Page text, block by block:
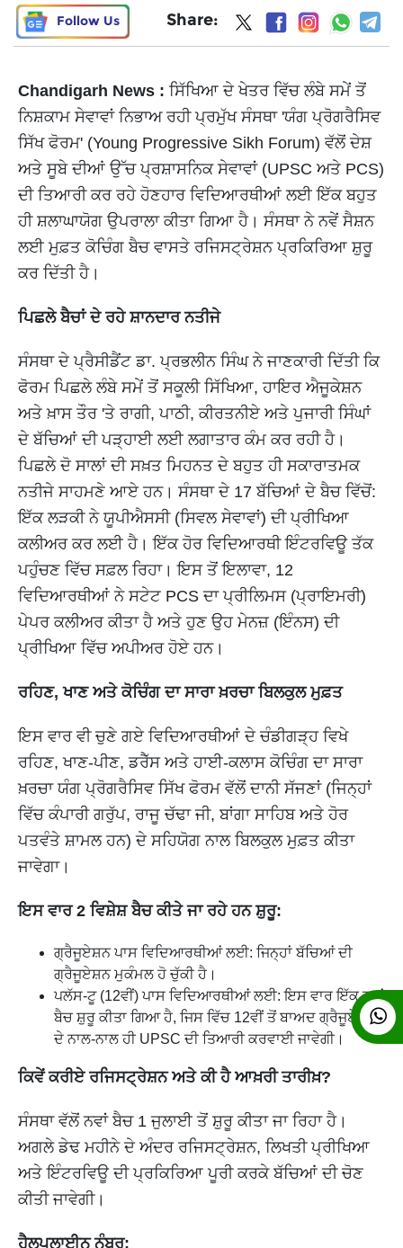
Follow Us Share:
Chandigarh News : ਸਿੱਖਿਆ ਦੇ ਖੇਤਰ ਵਿੱਚ ਲੰਬੇ ਸਮੇਂ ਤੋਂ
ਨਿਸ਼ਕਾਮ ਸੇਵਾਵਾਂ ਨਿਭਾਅ ਰਹੀ ਪ੍ਰਮੁੱਖ ਸੰਸਥਾ 'ਯੰਗ ਪ੍ਰੋਗਰੈਸਿਵ
ਸਿੱਖ ਫੋਰਮ' (Young Progressive Sikh Forum) ਵੱਲੋਂ ਦੇਸ਼
ਅਤੇ ਸੂਬੇ ਦੀਆਂ ਉੱਚ ਪ੍ਰਸ਼ਾਸਨਿਕ ਸੇਵਾਵਾਂ (UPSC ਅਤੇ PCS)
ਦੀ ਤਿਆਰੀ ਕਰ ਰਹੇ ਹੋਣਹਾਰ ਵਿਦਿਆਰਥੀਆਂ ਲਈ ਇੱਕ ਬਹੁਤ
ਹੀ ਸ਼ਲਾਘਾਯੋਗ ਉਪਰਾਲਾ ਕੀਤਾ ਗਿਆ ਹੈ। ਸੰਸਥਾ ਨੇ ਨਵੇਂ ਸੈਸ਼ਨ
ਲਈ ਮੁਫ਼ਤ ਕੋਚਿੰਗ ਬੈਚ ਵਾਸਤੇ ਰਜਿਸਟ੍ਰੇਸ਼ਨ ਪ੍ਰਕਿਰਿਆ ਸ਼ੁਰੂ
ਕਰ ਦਿੱਤੀ ਹੈ।
ਪਿਛਲੇ ਬੈਚਾਂ ਦੇ ਰਹੇ ਸ਼ਾਨਦਾਰ ਨਤੀਜੇ
ਸੰਸਥਾ ਦੇ ਪ੍ਰੈਸੀਡੈਂਟ ਡਾ. ਪ੍ਰਭਲੀਨ ਸਿੰਘ ਨੇ ਜਾਣਕਾਰੀ ਦਿੱਤੀ ਕਿ
ਫੋਰਮ ਪਿਛਲੇ ਲੰਬੇ ਸਮੇਂ ਤੋਂ ਸਕੂਲੀ ਸਿੱਖਿਆ, ਹਾਇਰ ਐਜੂਕੇਸ਼ਨ
ਅਤੇ ਖ਼ਾਸ ਤੌਰ 'ਤੇ ਰਾਗੀ, ਪਾਠੀ, ਕੀਰਤਨੀਏ ਅਤੇ ਪੁਜਾਰੀ ਸਿੰਘਾਂ
ਦੇ ਬੱਚਿਆਂ ਦੀ ਪੜ੍ਹਾਈ ਲਈ ਲਗਾਤਾਰ ਕੰਮ ਕਰ ਰਹੀ ਹੈ।
ਪਿਛਲੇ ਦੋ ਸਾਲਾਂ ਦੀ ਸਖ਼ਤ ਮਿਹਨਤ ਦੇ ਬਹੁਤ ਹੀ ਸਕਾਰਾਤਮਕ
ਨਤੀਜੇ ਸਾਹਮਣੇ ਆਏ ਹਨ। ਸੰਸਥਾ ਦੇ 17 ਬੱਚਿਆਂ ਦੇ ਬੈਚ ਵਿੱਚੋਂ:
ਇੱਕ ਲੜਕੀ ਨੇ ਯੂਪੀਐਸਸੀ (ਸਿਵਲ ਸੇਵਾਵਾਂ) ਦੀ ਪ੍ਰੀਖਿਆ
ਕਲੀਅਰ ਕਰ ਲਈ ਹੈ। ਇੱਕ ਹੋਰ ਵਿਦਿਆਰਥੀ ਇੰਟਰਵਿਊ ਤੱਕ
ਪਹੁੰਚਣ ਵਿੱਚ ਸਫ਼ਲ ਰਿਹਾ। ਇਸ ਤੋਂ ਇਲਾਵਾ, 12
ਵਿਦਿਆਰਥੀਆਂ ਨੇ ਸਟੇਟ PCS ਦਾ ਪ੍ਰੀਲਿਮਸ (ਪ੍ਰਾਇਮਰੀ)
ਪੇਪਰ ਕਲੀਅਰ ਕੀਤਾ ਹੈ ਅਤੇ ਹੁਣ ਉਹ ਮੇਨਜ਼ (ਇੰਨਸ) ਦੀ
ਪ੍ਰੀਖਿਆ ਵਿੱਚ ਅਪੀਅਰ ਹੋਏ ਹਨ।
ਰਹਿਣ, ਖਾਣ ਅਤੇ ਕੋਚਿੰਗ ਦਾ ਸਾਰਾ ਖ਼ਰਚਾ ਬਿਲਕੁਲ ਮੁਫ਼ਤ
ਇਸ ਵਾਰ ਵੀ ਚੁਣੇ ਗਏ ਵਿਦਿਆਰਥੀਆਂ ਦੇ ਚੰਡੀਗੜ੍ਹ ਵਿਖੇ
ਰਹਿਣ, ਖਾਣ-ਪੀਣ, ਡਰੈੱਸ ਅਤੇ ਹਾਈ-ਕਲਾਸ ਕੋਚਿੰਗ ਦਾ ਸਾਰਾ
ਖ਼ਰਚਾ ਯੰਗ ਪ੍ਰੋਗਰੈਸਿਵ ਸਿੱਖ ਫੋਰਮ ਵੱਲੋਂ ਦਾਨੀ ਸੱਜਣਾਂ (ਜਿਨ੍ਹਾਂ
ਵਿੱਚ ਕੰਪਾਰੀ ਗਰੁੱਪ, ਰਾਜੂ ਚੱਢਾ ਜੀ, ਬਾਂਗਾ ਸਾਹਿਬ ਅਤੇ ਹੋਰ
ਪਤਵੰਤੇ ਸ਼ਾਮਲ ਹਨ) ਦੇ ਸਹਿਯੋਗ ਨਾਲ ਬਿਲਕੁਲ ਮੁਫ਼ਤ ਕੀਤਾ
ਜਾਵੇਗਾ।
ਇਸ ਵਾਰ 2 ਵਿਸ਼ੇਸ਼ ਬੈਚ ਕੀਤੇ ਜਾ ਰਹੇ ਹਨ ਸ਼ੁਰੂ:
ਗ੍ਰੈਜੂਏਸ਼ਨ ਪਾਸ ਵਿਦਿਆਰਥੀਆਂ ਲਈ: ਜਿਨ੍ਹਾਂ ਬੱਚਿਆਂ ਦੀ
ਗ੍ਰੈਜੂਏਸ਼ਨ ਮੁਕੰਮਲ ਹੋ ਚੁੱਕੀ ਹੈ।
ਪਲੱਸ-ਟੂ (12ਵੀਂ) ਪਾਸ ਵਿਦਿਆਰਥੀਆਂ ਲਈ: ਇਸ ਵਾਰ ਇੱਕ ਨਵਾਂ
ਬੈਚ ਸ਼ੁਰੂ ਕੀਤਾ ਗਿਆ ਹੈ, ਜਿਸ ਵਿੱਚ 12ਵੀਂ ਤੋਂ ਬਾਅਦ ਗ੍ਰੈਜੂਏਸ਼ਨ
ਦੇ ਨਾਲ-ਨਾਲ ਹੀ UPSC ਦੀ ਤਿਆਰੀ ਕਰਵਾਈ ਜਾਵੇਗੀ।
ਕਿਵੇਂ ਕਰੀਏ ਰਜਿਸਟ੍ਰੇਸ਼ਨ ਅਤੇ ਕੀ ਹੈ ਆਖ਼ਰੀ ਤਾਰੀਖ਼?
ਸੰਸਥਾ ਵੱਲੋਂ ਨਵਾਂ ਬੈਚ 1 ਜੁਲਾਈ ਤੋਂ ਸ਼ੁਰੂ ਕੀਤਾ ਜਾ ਰਿਹਾ ਹੈ।
ਅਗਲੇ ਡੇਢ ਮਹੀਨੇ ਦੇ ਅੰਦਰ ਰਜਿਸਟ੍ਰੇਸ਼ਨ, ਲਿਖਤੀ ਪ੍ਰੀਖਿਆ
ਅਤੇ ਇੰਟਰਵਿਊ ਦੀ ਪ੍ਰਕਿਰਿਆ ਪੂਰੀ ਕਰਕੇ ਬੱਚਿਆਂ ਦੀ ਚੋਣ
ਕੀਤੀ ਜਾਵੇਗੀ।
ਹੈਲਪਲਾਈਨ ਨੰਬਰ: